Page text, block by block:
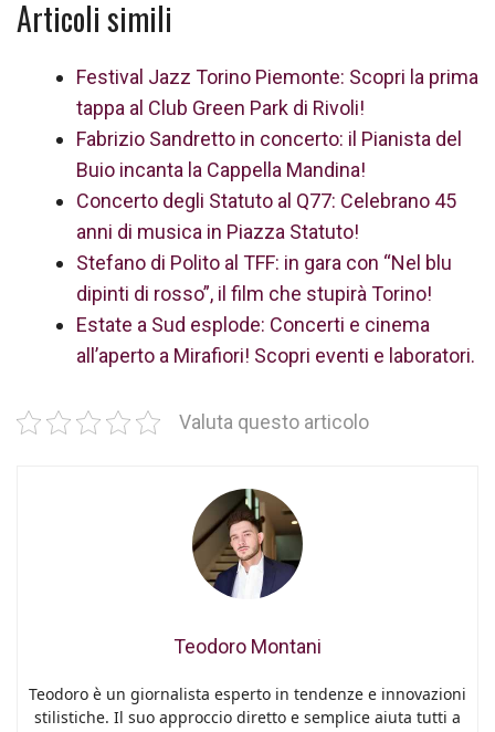
Articoli simili
Festival Jazz Torino Piemonte: Scopri la prima
tappa al Club Green Park di Rivoli!
Fabrizio Sandretto in concerto: il Pianista del
Buio incanta la Cappella Mandina!
Concerto degli Statuto al Q77: Celebrano 45
anni di musica in Piazza Statuto!
Stefano di Polito al TFF: in gara con “Nel blu
dipinti di rosso”, il film che stupirà Torino!
Estate a Sud esplode: Concerti e cinema
all’aperto a Mirafiori! Scopri eventi e laboratori.
Valuta questo articolo
Teodoro Montani
Teodoro è un giornalista esperto in tendenze e innovazioni
stilistiche. Il suo approccio diretto e semplice aiuta tutti a